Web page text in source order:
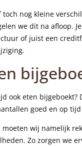
toch nog kleine
we dit na afloop.
of juist een
ook eten bijgeboekt?
goed en op
wij namelijk
Zo zorgen we